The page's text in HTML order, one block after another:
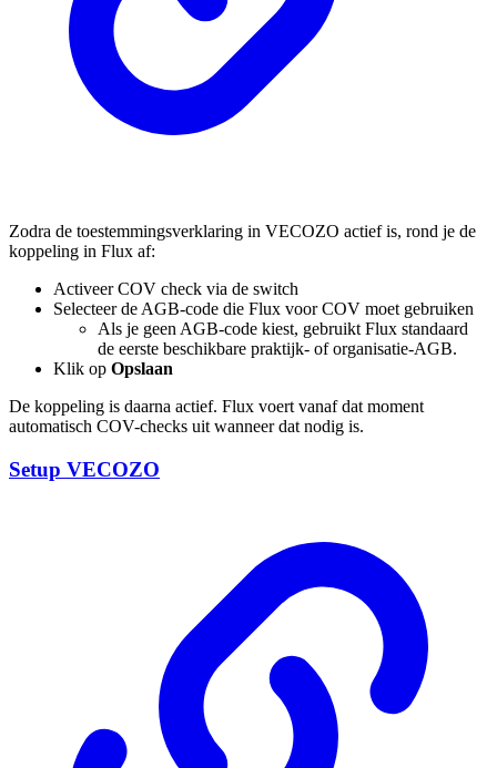
Zodra de toestemmingsverklaring in VECOZO actief is, rond je de
koppeling in Flux af:
Activeer COV check via de switch
Selecteer de AGB-code die Flux voor COV moet gebruiken
Als je geen AGB-code kiest, gebruikt Flux standaard
de eerste beschikbare praktijk- of organisatie-AGB.
Klik op Opslaan
De koppeling is daarna actief. Flux voert vanaf dat moment
automatisch COV-checks uit wanneer dat nodig is.
Setup VECOZO